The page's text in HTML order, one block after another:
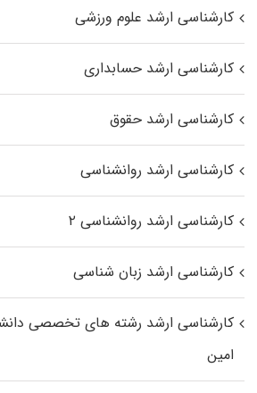
کارشناسی ارشد علوم ورزشی
کارشناسی ارشد حسابداری
کارشناسی ارشد حقوق
کارشناسی ارشد روانشناسی
کارشناسی ارشد روانشناسی ۲
کارشناسی ارشد زبان شناسی
کارشناسی ارشد رﺷﺘﻪ ﻫﺎی تخصصی
اﻣﻴﻦ